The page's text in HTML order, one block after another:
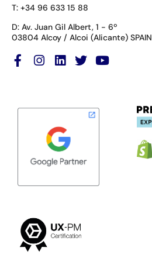
T: +34 96 633 15 88
D: Av. Juan Gil Albert, 1 - 6º
03804 Alcoy / Alcoi (Alicante) SPAIN